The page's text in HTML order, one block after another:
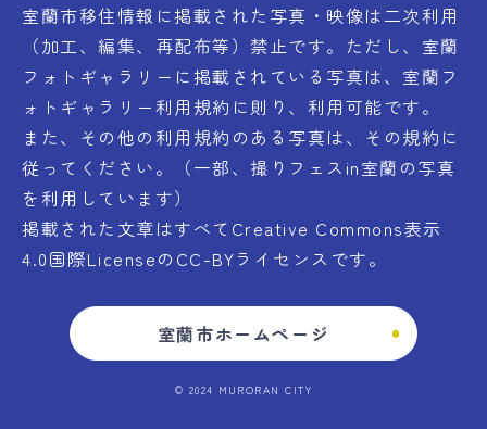
室蘭市移住情報に掲載された写真・映像は二次利用
（加工、編集、再配布等）禁止です。ただし、室蘭
フォトギャラリーに掲載されている写真は、室蘭フ
ォトギャラリー利用規約に則り、利用可能です。
また、その他の利用規約のある写真は、その規約に
従ってください。（一部、撮りフェスin室蘭の写真
を利用しています）
掲載された文章はすべてCreative Commons表示
4.0国際LicenseのCC-BYライセンスです。
室蘭市ホームページ
© 2024 MURORAN CITY